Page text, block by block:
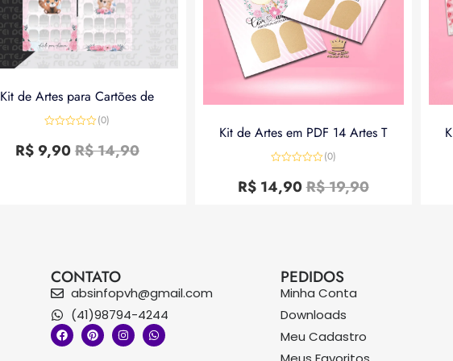
Kit de Artes para Cartões de
0
de
(0)
R$14,90
R$9,90
Kit de Artes em PDF 14 Artes T
0
de
(0)
R$19,90
R$14,90
CONTATO
absinfopvh@gmail.com
(41)98794-4244
PEDIDOS
Minha Conta
Downloads
Meu Cadastro